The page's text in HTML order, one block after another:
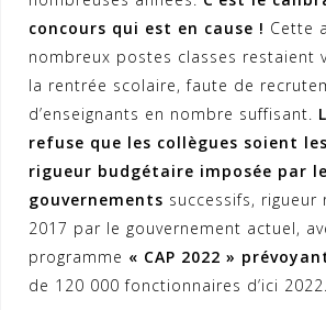
concours qui est en cause ! Cette
nombreux postes classes restaient
la rentrée scolaire, faute de
d’enseignants en nombre suffisant.
refuse que les collègues soient
rigueur budgétaire imposée par
gouvernements successifs, rigueur
2017 par le gouvernement actuel,
programme « CAP 2022 »
de 120 000 fonctionnaires d’ici 2022.